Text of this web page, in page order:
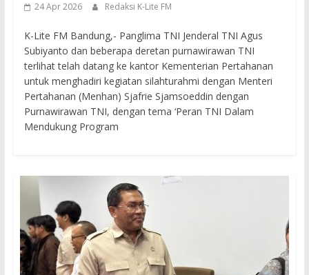
24 Apr 2026 Redaksi K-Lite FM
K-Lite FM Bandung,- Panglima TNI Jenderal TNI Agus
Subiyanto dan beberapa deretan purnawirawan TNI
terlihat telah datang ke kantor Kementerian Pertahanan
untuk menghadiri kegiatan silahturahmi dengan Menteri
Pertahanan (Menhan) Sjafrie Sjamsoeddin dengan
Purnawirawan TNI, dengan tema ‘Peran TNI Dalam
Mendukung Program